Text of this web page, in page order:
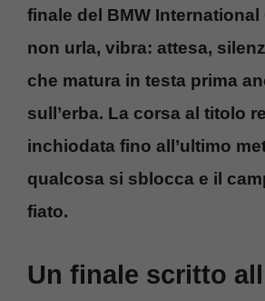
finale del BMW International
non urla, vibra: attesa,
che matura in testa prima
sull’erba. La corsa al titolo
inchiodata fino all’ultimo
qualcosa si sblocca e il
fiato.
Un finale scritto